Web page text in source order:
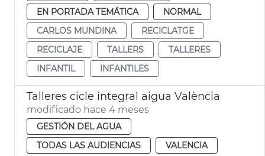
EN PORTADA TEMÁTICA
NORMAL
CARLOS MUNDINA
RECICLATGE
RECICLAJE
TALLERS
TALLERES
INFANTIL
INFANTILES
Talleres cicle integral aigua València
modificado hace 4 meses
GESTIÓN DEL AGUA
TODAS LAS AUDIENCIAS
VALENCIA